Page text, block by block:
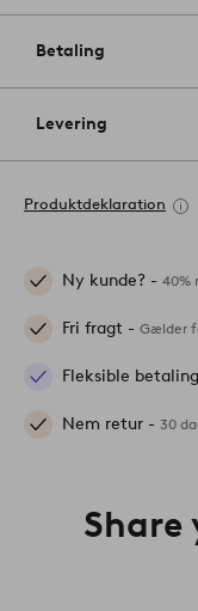
Betaling
Levering
Produktdeklaration
Ny kunde? - 40%
Fri fragt - Gælder
Fleksible
Nem retur - 30
Share